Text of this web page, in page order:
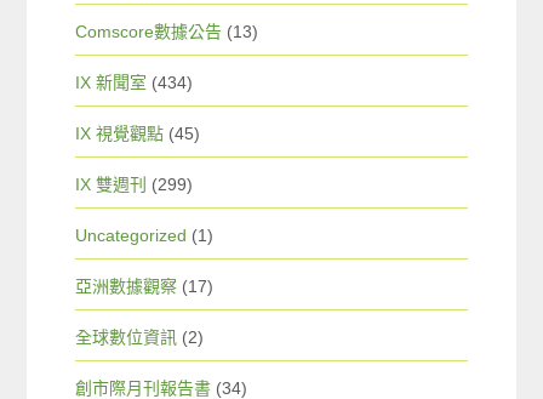
Comscore數據公告 (13)
IX 新聞室 (434)
IX 視覺觀點 (45)
IX 雙週刊 (299)
Uncategorized (1)
亞洲數據觀察 (17)
全球數位資訊 (2)
創市際月刊報告書 (34)